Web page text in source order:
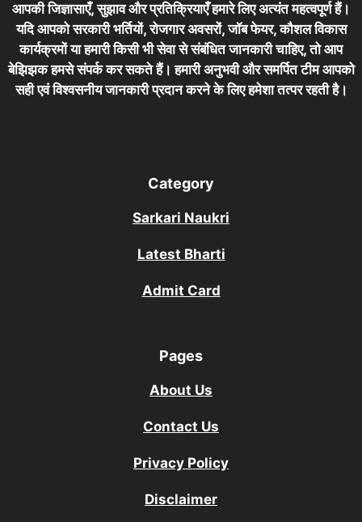
आपकी जिज्ञासाएँ, सुझाव और प्रतिक्रियाएँ हमारे लिए अत्यंत महत्वपूर्ण हैं।
यदि आपको सरकारी भर्तियों, रोजगार अवसरों, जॉब फेयर, कौशल विकास
कार्यक्रमों या हमारी किसी भी सेवा से संबंधित जानकारी चाहिए, तो आप
बेझिझक हमसे संपर्क कर सकते हैं। हमारी अनुभवी और समर्पित टीम आपको
सही एवं विश्वसनीय जानकारी प्रदान करने के लिए हमेशा तत्पर रहती है।
Category
Sarkari Naukri
Latest Bharti
Admit Card
Pages
About Us
Contact Us
Privacy Policy
Disclaimer